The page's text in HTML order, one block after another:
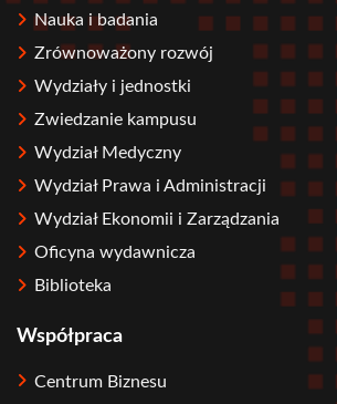
Nauka i badania
Zrównoważony rozwój
Wydziały i jednostki
Zwiedzanie kampusu
Wydział Medyczny
Wydział Prawa i Administracji
Wydział Ekonomii i Zarządzania
Oficyna wydawnicza
Biblioteka
Współpraca
Centrum Biznesu